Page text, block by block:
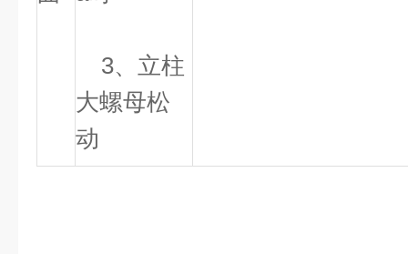
3、立柱
大螺母松
动